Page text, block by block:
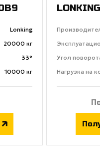
Lonking
20000 кг
33°
10000 кг
Угол
Нагрузка на